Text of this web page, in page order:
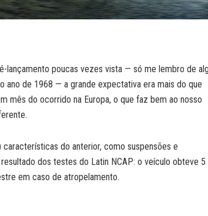
lançamento poucas vezes vista — só me lembro de
ano de 1968 — a grande expectativa era mais do que
mês do ocorrido na Europa, o que faz bem ao nosso
do anterior, como suspensões e
dos testes do Latin NCAP: o veículo obteve 5
em caso de atropelamento.